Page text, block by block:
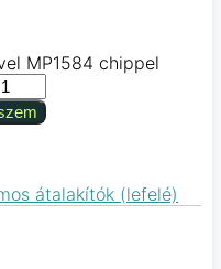
MP1584 chippel
átalakítók (lefelé)